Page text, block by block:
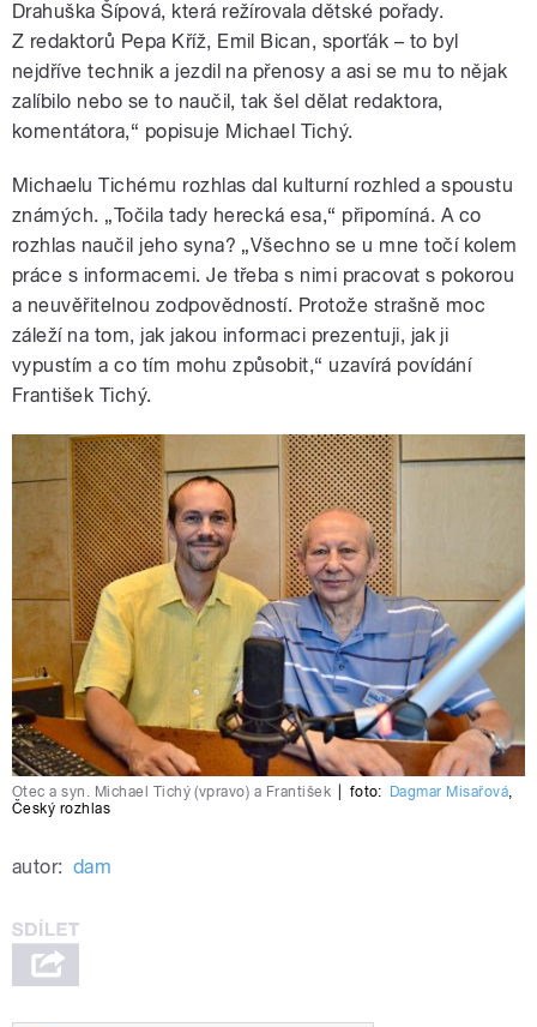
Drahuška Šípová, která režírovala dětské pořady.
Z redaktorů Pepa Kříž, Emil Bican, sporťák – to byl
nejdříve technik a jezdil na přenosy a asi se mu to nějak
zalíbilo nebo se to naučil, tak šel dělat redaktora,
komentátora,“ popisuje Michael Tichý.
Michaelu Tichému rozhlas dal kulturní rozhled a spoustu
známých. „Točila tady herecká esa,“ připomíná. A co
rozhlas naučil jeho syna? „Všechno se u mne točí kolem
práce s informacemi. Je třeba s nimi pracovat s pokorou
a neuvěřitelnou zodpovědností. Protože strašně moc
záleží na tom, jak jakou informaci prezentuji, jak ji
vypustím a co tím mohu způsobit,“ uzavírá povídání
František Tichý.
Otec a syn. Michael Tichý (vpravo) a František foto: Dagmar Misařová,
Český rozhlas
autor: dam